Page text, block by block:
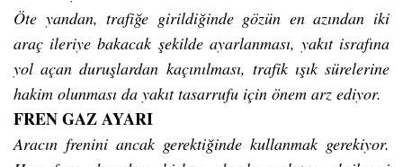
Öte yandan, trafiğe girildiğinde gözün en azından iki
araç ileriye bakacak şekilde ayarlanması, yakıt israfına
yol açan duruşlardan kaçınılması, trafik ışık sürelerine
hakim olunması da yakıt tasarrufu için önem arz ediyor.
FREN GAZ AYARI
Aracın frenini ancak gerektiğinde kullanmak gerekiyor.